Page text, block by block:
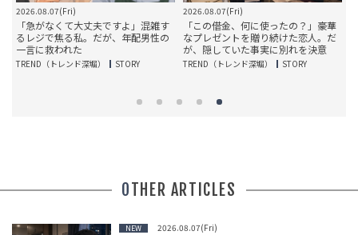
2026.08.07(Fri)
「急がなくて大丈夫ですよ」混雑す
るレジで焦る私。だが、年配男性の
一言に救われた
TREND（トレンド深堀） STORY
2026.08.07(Fri)
「この借金、何に使ったの？」豪華
なプレゼントを贈り続けた恋人。だ
が、隠していた事実に別れを決意
TREND（トレンド深堀） STORY
OTHER ARTICLES
NEW 2026.08.07(Fri)